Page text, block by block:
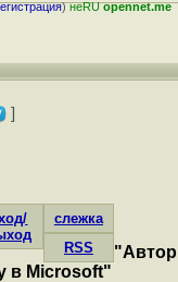
)неRUopennet.me
]
слежка
RSS
"Автор
в Microsoft"